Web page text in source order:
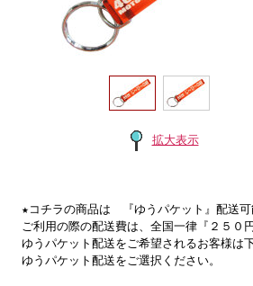
拡大表示
★コチラの商品は 『ゆうパケット』配送可
ご利用の際の配送費は、全国一律『２５０
ゆうパケット配送をご希望されるお客様は
ゆうパケット配送をご選択ください。